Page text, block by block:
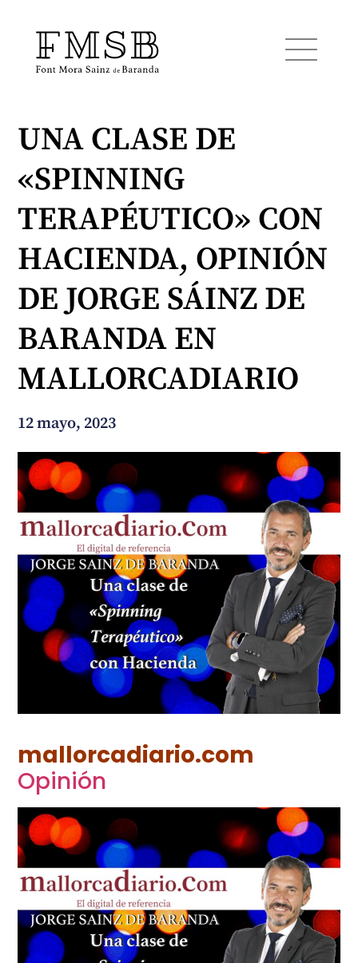
Inicio
Font Mora Sainz de Baranda
Servicios
Noticias
UNA CLASE DE
«SPINNING
TERAPÉUTICO» CON
HACIENDA, OPINIÓN
DE JORGE SÁINZ DE
BARANDA EN
MALLORCADIARIO
12 mayo, 2023
mallorcadiario.com
Opinión